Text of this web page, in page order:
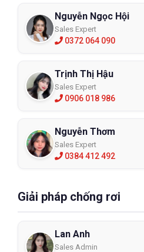
Nguyễn Ngọc Hội
Sales Expert
0372 064 090
Trịnh Thị Hậu
Sales Expert
0906 018 986
Nguyễn Thơm
Sales Expert
0384 412 492
Giải pháp chống rơi
Lan Anh
Sales Admin